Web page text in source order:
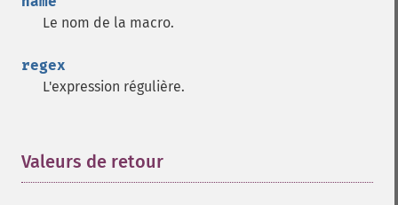
Le nom de la macro.
regex
L'expression régulière.
Valeurs de retour